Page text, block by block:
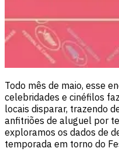
Todo mês de maio, esse
celebridades e cinéfilos
locais disparar, trazendo
anfitriões de aluguel por
exploramos os dados de
temporada em torno do